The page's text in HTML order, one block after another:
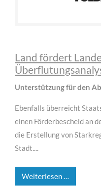
Land fördert
Unterstützung für den
Ebenfalls überreicht
einen Förderbescheid an
die Erstellung von
Stadt....
Weiterlesen …
Lorem ipsum dolor sit